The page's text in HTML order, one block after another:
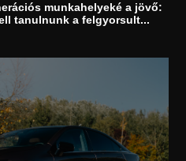
munkahelyeké a jövő:
tanulnunk a felgyorsult...